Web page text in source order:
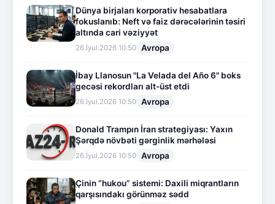
Dünya birjaları korporativ hesabatlara
fokuslanıb: Neft və faiz dərəcələrinin təsiri
altında cari vəziyyət
26.İyul.2026 10:50 Avropa
İbay Llanosun "La Velada del Año 6" boks
gecəsi rekordları alt-üst etdi
26.İyul.2026 10:50 Avropa
Donald Trampın İran strategiyası: Yaxın
Şərqdə növbəti gərginlik mərhələsi
26.İyul.2026 10:50 Avropa
Çinin “hukou” sistemi: Daxili miqrantların
qarşısındakı görünməz sədd